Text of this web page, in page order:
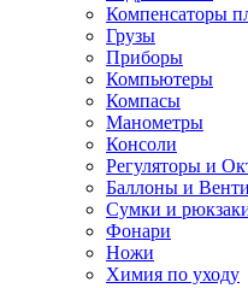
Компенсаторы
Грузы
Приборы
Компьютеры
Компасы
Манометры
Консоли
Регуляторы и
Баллоны и
Сумки и
Фонари
Ножи
Химия по уходу